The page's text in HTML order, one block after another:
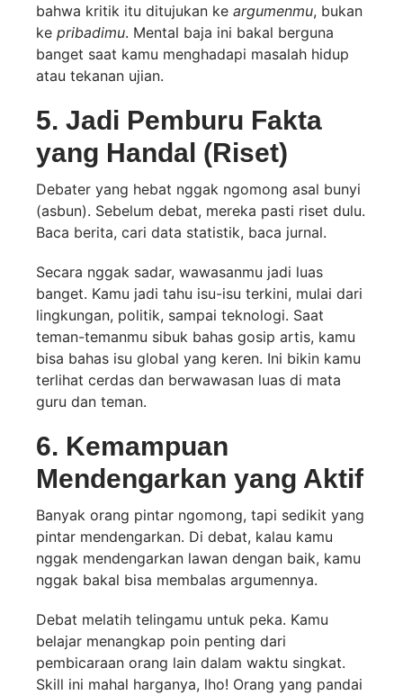
bahwa kritik itu ditujukan ke argumenmu, bukan
ke pribadimu. Mental baja ini bakal berguna
banget saat kamu menghadapi masalah hidup
atau tekanan ujian.
5. Jadi Pemburu Fakta
yang Handal (Riset)
Debater yang hebat nggak ngomong asal bunyi
(asbun). Sebelum debat, mereka pasti riset dulu.
Baca berita, cari data statistik, baca jurnal.
Secara nggak sadar, wawasanmu jadi luas
banget. Kamu jadi tahu isu-isu terkini, mulai dari
lingkungan, politik, sampai teknologi. Saat
teman-temanmu sibuk bahas gosip artis, kamu
bisa bahas isu global yang keren. Ini bikin kamu
terlihat cerdas dan berwawasan luas di mata
guru dan teman.
6. Kemampuan
Mendengarkan yang Aktif
Banyak orang pintar ngomong, tapi sedikit yang
pintar mendengarkan. Di debat, kalau kamu
nggak mendengarkan lawan dengan baik, kamu
nggak bakal bisa membalas argumennya.
Debat melatih telingamu untuk peka. Kamu
belajar menangkap poin penting dari
pembicaraan orang lain dalam waktu singkat.
Skill ini mahal harganya, lho! Orang yang pandai